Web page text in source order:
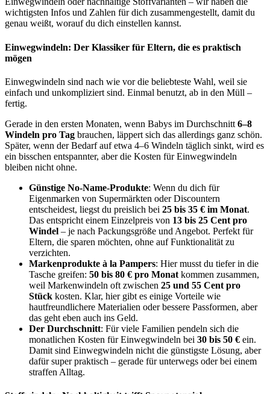
wichtigsten Infos und Zahlen für dich zusammengestellt, damit du
genau weißt, worauf du dich einstellen kannst.
Einwegwindeln: Der Klassiker für Eltern, die es praktisch
mögen
Einwegwindeln sind nach wie vor die beliebteste Wahl, weil sie
einfach und unkompliziert sind. Einmal benutzt, ab in den Müll –
fertig.
Gerade in den ersten Monaten, wenn Babys im Durchschnitt 6–8
Windeln pro Tag brauchen, läppert sich das allerdings ganz schön.
Später, wenn der Bedarf auf etwa 4–6 Windeln täglich sinkt, wird es
ein bisschen entspannter, aber die Kosten für Einwegwindeln
bleiben nicht ohne.
Günstige No-Name-Produkte: Wenn du dich für
Eigenmarken von Supermärkten oder Discountern
entscheidest, liegst du preislich bei 25 bis 35 € im Monat.
Das entspricht einem Einzelpreis von 13 bis 25 Cent pro
Windel – je nach Packungsgröße und Angebot. Perfekt für
Eltern, die sparen möchten, ohne auf Funktionalität zu
verzichten.
Markenprodukte à la Pampers: Hier musst du tiefer in die
Tasche greifen: 50 bis 80 € pro Monat kommen zusammen,
weil Markenwindeln oft zwischen 25 und 55 Cent pro
Stück kosten. Klar, hier gibt es einige Vorteile wie
hautfreundlichere Materialien oder bessere Passformen, aber
das geht eben auch ins Geld.
Der Durchschnitt: Für viele Familien pendeln sich die
monatlichen Kosten für Einwegwindeln bei 30 bis 50 € ein.
Damit sind Einwegwindeln nicht die günstigste Lösung, aber
dafür super praktisch – gerade für unterwegs oder bei einem
straffen Alltag.